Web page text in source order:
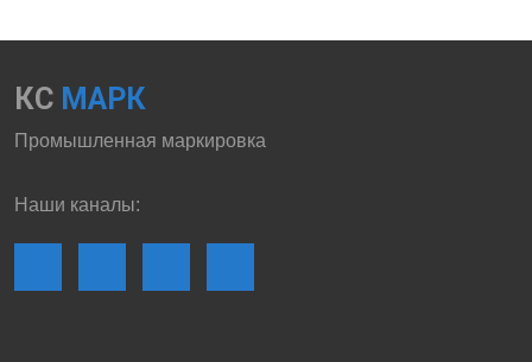
КС МАРК
Промышленная маркировка
Наши каналы: